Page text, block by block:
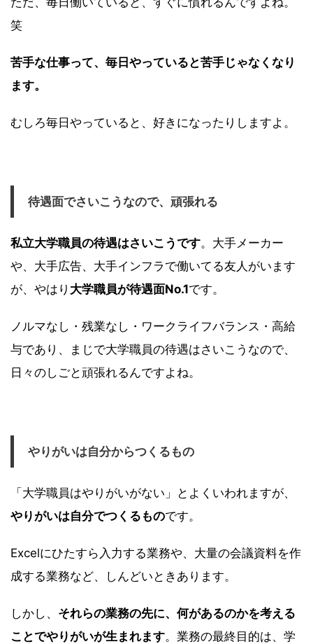
笑
苦手な仕事って、毎日やっていると苦手じゃなくなり
ます。
むしろ毎日やっていると、好きになったりしますよ。
待遇面でさいこうなので、頑張れる
私立大学職員の待遇はさいこうです。大手メーカー
や、大手広告、大手インフラで働いてる友人がいます
が、やはり 大学職員が待遇面No.1です。
ノルマなし・残業なし・ワークライフバランス・高給
与であり、まじで大学職員の待遇はさいこうなので、
日々のしごと頑張れるんですよね。
やりがいは自分からつくるもの
「大学職員はやりがいがない」とよくいわれますが、
やりがいは自分でつくるものです。
Excelにひたすら入力する業務や、大量の会議資料を作
成する業務など、しんどいときあります。
しかし、 それらの業務の先に、何があるのかを考える
ことでやりがいが生まれます。業務の最終目的は、学